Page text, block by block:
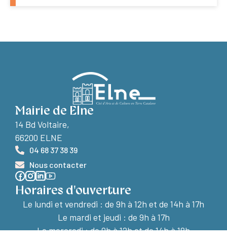
Mairie de Elne
14 Bd Voltaire,
66200 ELNE
04 68 37 38 39
Nous contacter
Horaires d'ouverture
Le lundi et vendredi : de 9h à 12h et de 14h à 17h
Le mardi et jeudi : de 9h à 17h
Le mercredi : de 9h à 12h et de 14h à 18h